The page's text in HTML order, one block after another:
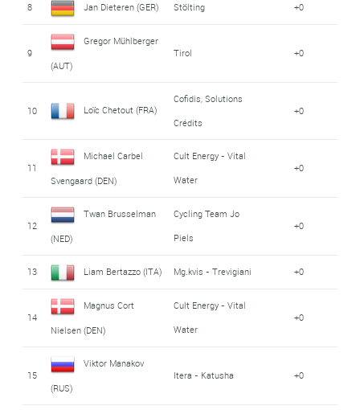
8 Jan Dieteren (GER) Stölting +0
9
Gregor Mühlberger
(AUT)
Tirol +0
10 Loïc Chetout (FRA)
Cofidis, Solutions
Crédits
+0
11
Michael Carbel
Svengaard (DEN)
Cult Energy - Vital
Water
+0
12
Twan Brusselman
(NED)
Cycling Team Jo
Piels
+0
13 Liam Bertazzo (ITA) Mg.kvis - Trevigiani +0
14
Magnus Cort
Nielsen (DEN)
Cult Energy - Vital
Water
+0
15
Viktor Manakov
(RUS)
Itera - Katusha +0